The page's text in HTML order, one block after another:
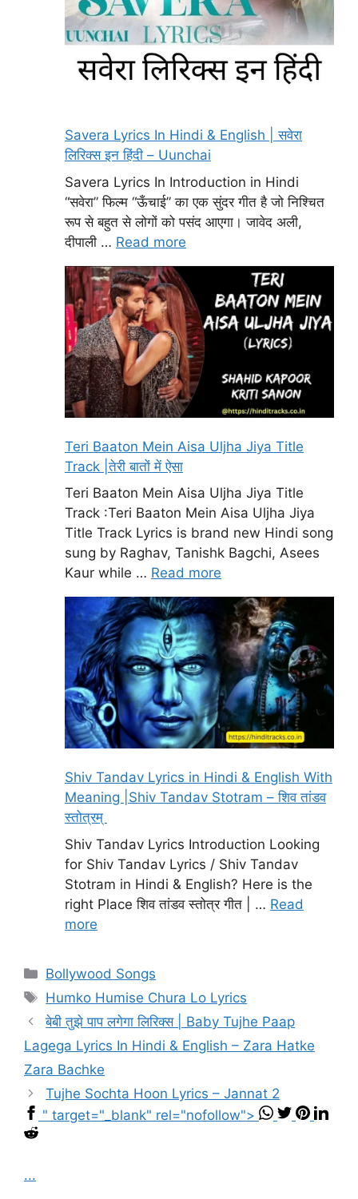
Savera Lyrics In Hindi & English | सवेरा
लिरिक्स इन हिंदी – Uunchai
Savera Lyrics In Introduction in Hindi
“सवेरा” फिल्म “ऊँचाई” का एक सुंदर गीत है जो निश्चित
रूप से बहुत से लोगों को पसंद आएगा। जावेद अली,
दीपाली … Read more
Teri Baaton Mein Aisa Uljha Jiya Title
Track |तेरी बातों में ऐसा
Teri Baaton Mein Aisa Uljha Jiya Title
Track :Teri Baaton Mein Aisa Uljha Jiya
Title Track Lyrics is brand new Hindi song
sung by Raghav, Tanishk Bagchi, Asees
Kaur while … Read more
Shiv Tandav Lyrics in Hindi & English With
Meaning |Shiv Tandav Stotram – शिव तांडव
स्तोत्रम्
Shiv Tandav Lyrics Introduction Looking
for Shiv Tandav Lyrics / Shiv Tandav
Stotram in Hindi & English? Here is the
right Place शिव तांडव स्तोत्र गीत | … Read
more
Categories
Bollywood Songs
Tags
Humko Humise Chura Lo Lyrics
बेबी तुझे पाप लगेगा लिरिक्स | Baby Tujhe Paap
Lagega Lyrics In Hindi & English – Zara Hatke
Zara Bachke
Tujhe Sochta Hoon Lyrics – Jannat 2
" target="_blank" rel="nofollow">
...